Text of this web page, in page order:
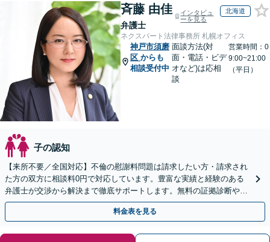
斉藤 由佳
弁護士
インタビュ
ーを見る
北海道
ネクスパート法律事務所 札幌オフィス
神戸市須磨
区 からも
相談受付中
面談方法(対
面・電話・ビデ
オなど)は応相
談
営業時間：0
9:00~21:00
（平日）
子の認知
【来所不要／全国対応】不倫の慰謝料問題は請求したい方・請求され
た方の双方に相談料0円で対応しています。豊富な実績と経験のある
弁護士が交渉から解決まで徹底サポートします。無料の証拠診断や着
手金の返還保証もありますので安心してご相談ください。
料金表を見る